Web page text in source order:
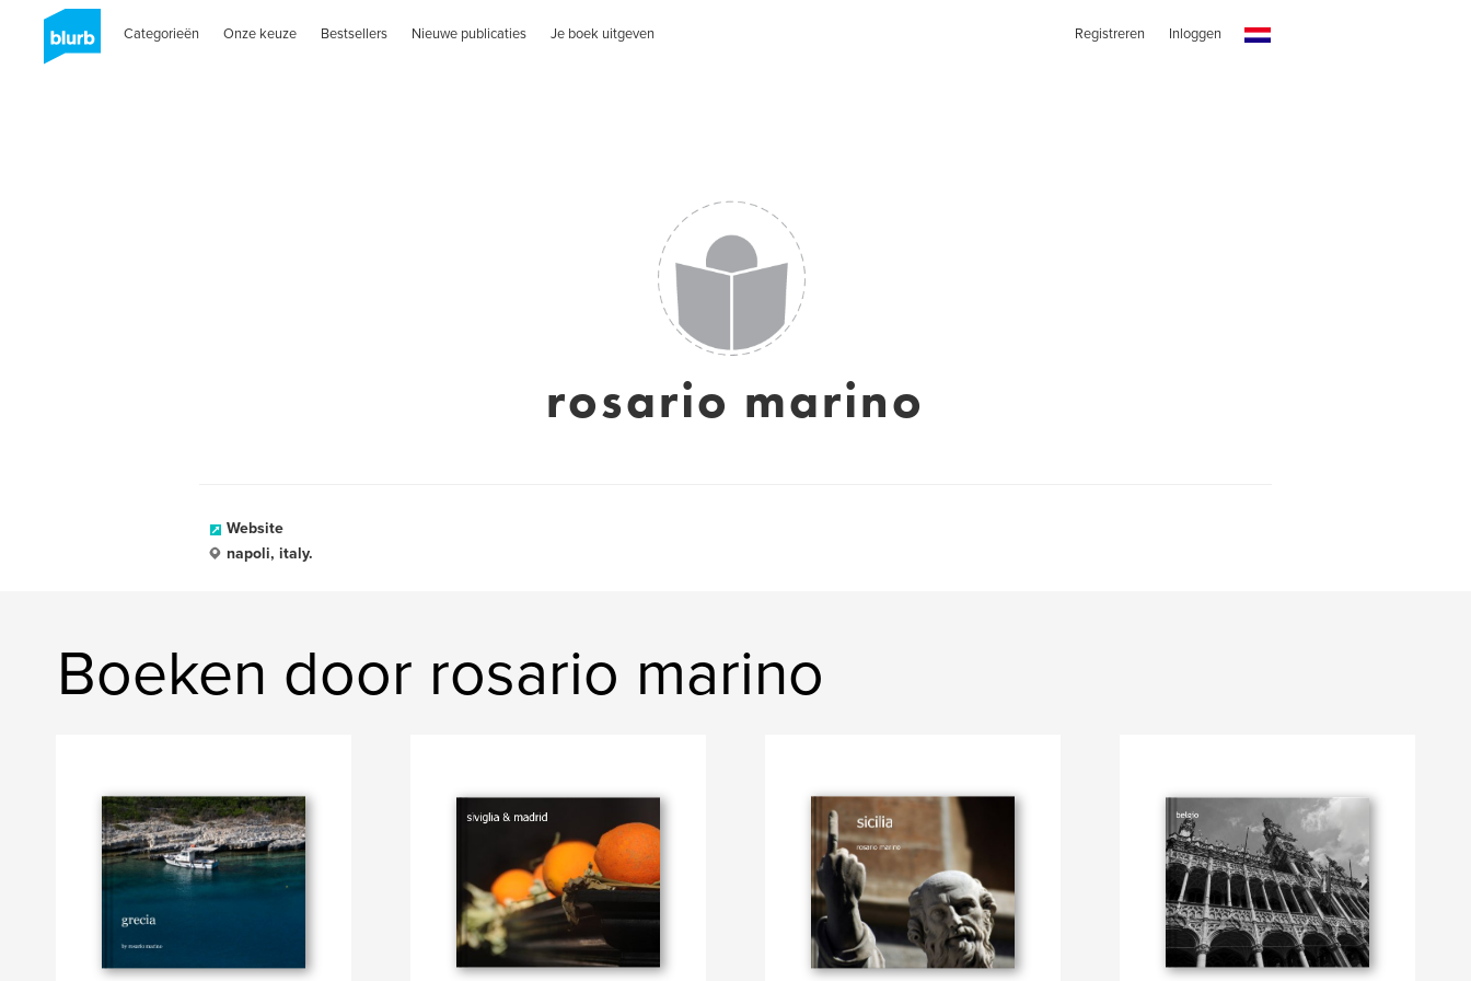
Categorieën Onze keuze Bestsellers Nieuwe publicaties Je boek uitgeven Registreren Inloggen
rosario marino
Website
napoli, italy.
Boeken door rosario marino